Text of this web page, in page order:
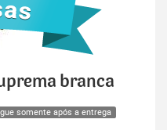
branca
somente após a entrega